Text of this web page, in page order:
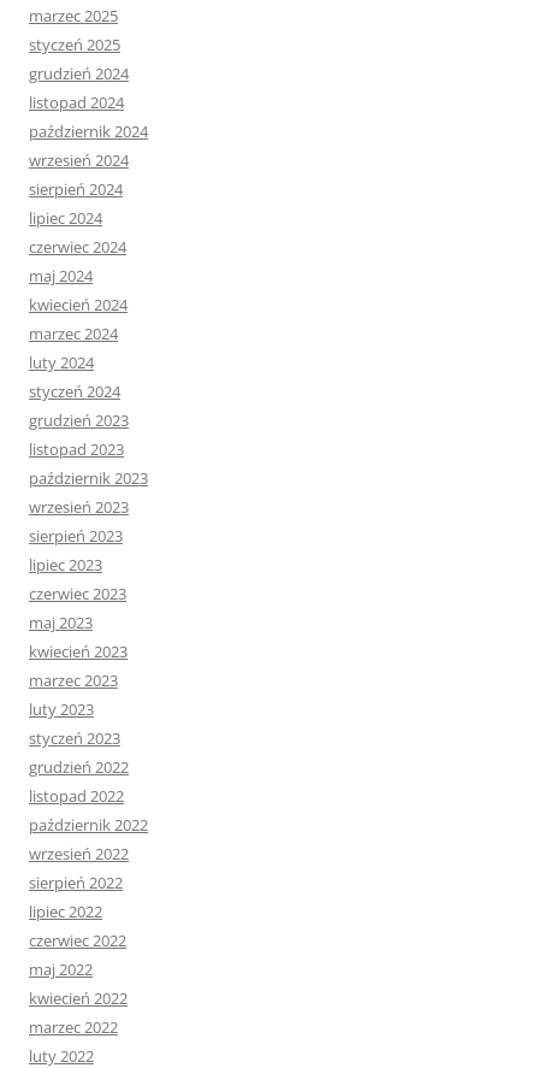
marzec 2025
styczeń 2025
grudzień 2024
listopad 2024
październik 2024
wrzesień 2024
sierpień 2024
lipiec 2024
czerwiec 2024
maj 2024
kwiecień 2024
marzec 2024
luty 2024
styczeń 2024
grudzień 2023
listopad 2023
październik 2023
wrzesień 2023
sierpień 2023
lipiec 2023
czerwiec 2023
maj 2023
kwiecień 2023
marzec 2023
luty 2023
styczeń 2023
grudzień 2022
listopad 2022
październik 2022
wrzesień 2022
sierpień 2022
lipiec 2022
czerwiec 2022
maj 2022
kwiecień 2022
marzec 2022
luty 2022